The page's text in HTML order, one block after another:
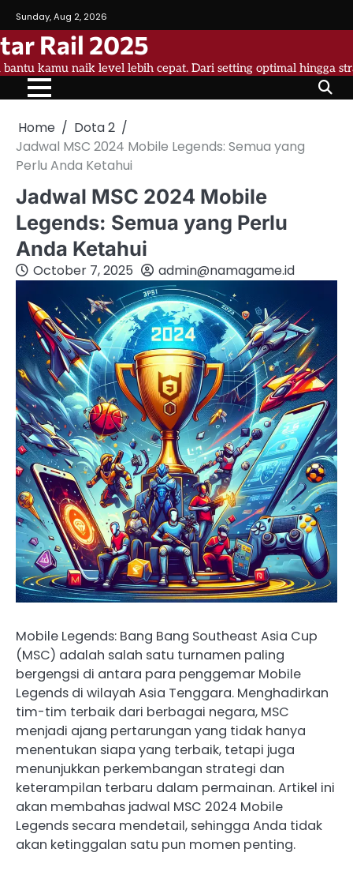
to
content
Sunday, Aug 2, 2026
Rail 2025
kamu naik level lebih cepat. Dari setting optimal hingga
Home
Dota 2
Jadwal MSC 2024 Mobile Legends: Semua yang
Perlu Anda Ketahui
Jadwal MSC 2024 Mobile
Legends: Semua yang Perlu
Anda Ketahui
October 7, 2025 admin@namagame.id
Mobile Legends: Bang Bang Southeast Asia Cup
(MSC) adalah salah satu turnamen paling
bergengsi di antara para penggemar Mobile
Legends di wilayah Asia Tenggara. Menghadirkan
tim-tim terbaik dari berbagai negara, MSC
menjadi ajang pertarungan yang tidak hanya
menentukan siapa yang terbaik, tetapi juga
menunjukkan perkembangan strategi dan
keterampilan terbaru dalam permainan. Artikel ini
akan membahas jadwal MSC 2024 Mobile
Legends secara mendetail, sehingga Anda tidak
akan ketinggalan satu pun momen penting.